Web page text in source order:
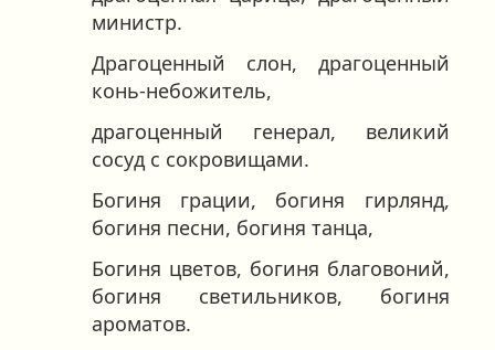
министр.
Драгоценный слон, драгоценный
конь-небожитель,
драгоценный генерал, великий
сосуд с сокровищами.
Богиня грации, богиня гирлянд,
богиня песни, богиня танца,
Богиня цветов, богиня благовоний,
богиня светильников, богиня
ароматов.